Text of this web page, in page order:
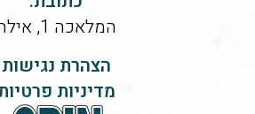
המלאכה 1, אילת
הצהרת נגישות
מדיניות